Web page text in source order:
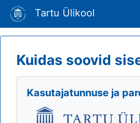
Tartu Ülikool
Kuidas soovid
Kasutajatunnuse ja